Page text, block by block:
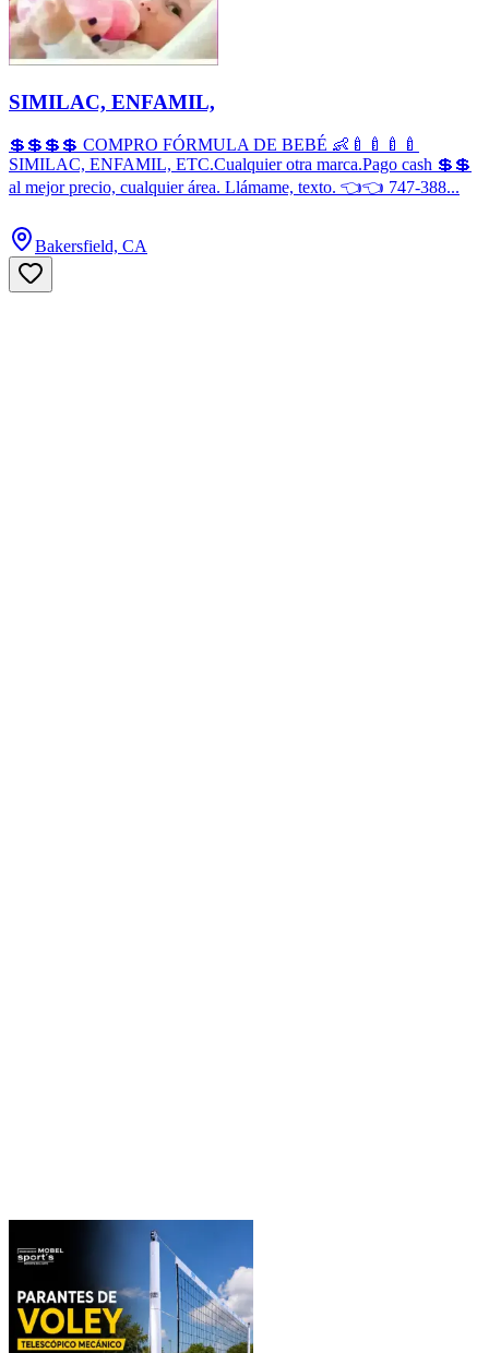
SIMILAC, ENFAMIL,
💲💲💲💲 COMPRO FÓRMULA DE BEBÉ 👶🍼🍼🍼🍼
SIMILAC, ENFAMIL, ETC.Cualquier otra marca.Pago cash 💲💲
al mejor precio, cualquier área. Llámame, texto. 👈👈 747-388...
Bakersfield, CA